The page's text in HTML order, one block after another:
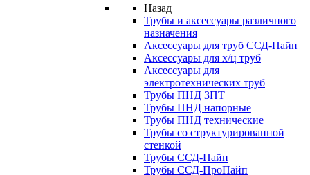
Назад
Трубы и аксессуары различного
назначения
Аксессуары для труб ССД-Пайп
Аксессуары для х/ц труб
Аксессуары для
электротехнических труб
Трубы ПНД ЗПТ
Трубы ПНД напорные
Трубы ПНД технические
Трубы со структурированной
стенкой
Трубы ССД-Пайп
Трубы ССД-ПроПайп